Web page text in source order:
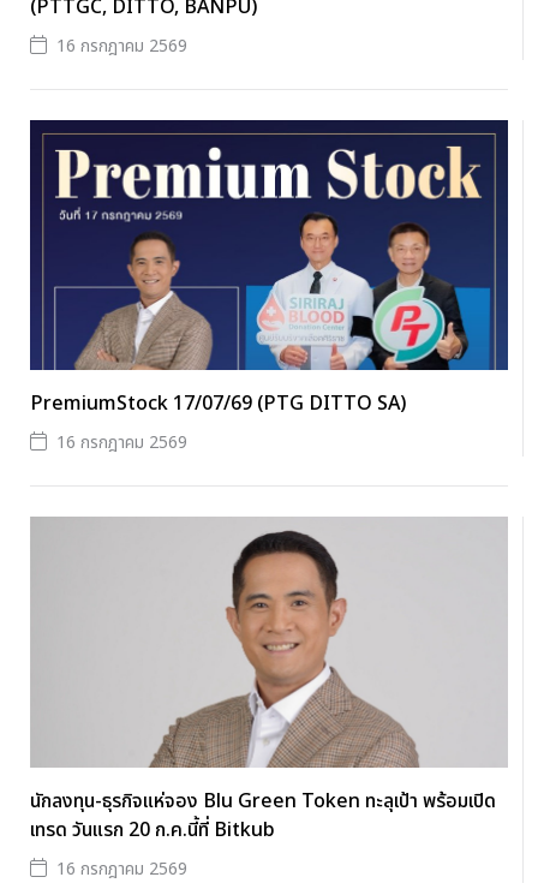
(PTTGC, DITTO, BANPU)
16 กรกฎาคม 2569
PremiumStock 17/07/69 (PTG DITTO SA)
16 กรกฎาคม 2569
นักลงทุน-ธุรกิจแห่จอง Blu Green Token ทะลุเป้า พร้อมเปิด
เทรด วันแรก 20 ก.ค.นี้ที่ Bitkub
16 กรกฎาคม 2569